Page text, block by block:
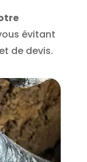
évitant
de devis.